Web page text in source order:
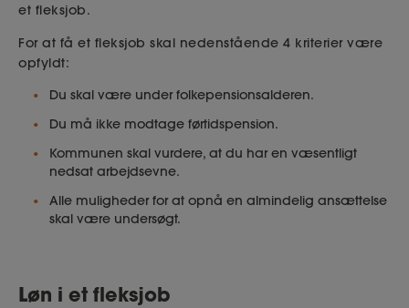
et fleksjob.
For at få et fleksjob skal nedenstående 4 kriterier være
opfyldt:
Du skal være under folkepensionsalderen.
Du må ikke modtage førtidspension.
Kommunen skal vurdere, at du har en væsentligt
nedsat arbejdsevne.
Alle muligheder for at opnå en almindelig ansættelse
skal være undersøgt.
Løn i et fleksjob